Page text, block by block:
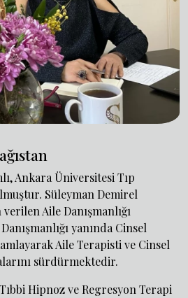
Ankara Üniversitesi Tıp
Süleyman Demirel
Aile Danışmanlığı
yanında Cinsel
Aile Terapisti ve Cinsel
sürdürmektedir.
Hipnoz ve Regresyon Terapi